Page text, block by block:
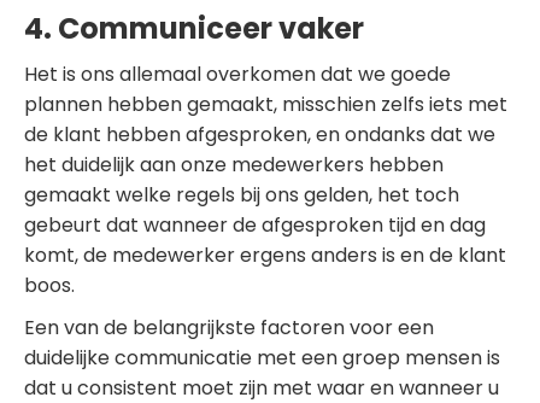
4. Communiceer vaker
Het is ons allemaal overkomen dat we goede
plannen hebben gemaakt, misschien zelfs iets met
de klant hebben afgesproken, en ondanks dat we
het duidelijk aan onze medewerkers hebben
gemaakt welke regels bij ons gelden, het toch
gebeurt dat wanneer de afgesproken tijd en dag
komt, de medewerker ergens anders is en de klant
boos.
Een van de belangrijkste factoren voor een
duidelijke communicatie met een groep mensen is
dat u consistent moet zijn met waar en wanneer u